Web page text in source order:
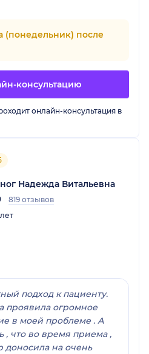
(понедельник) после
консультацию
онлайн-консультация в
Надежда Витальевна
819 отзывов
подход к пациенту.
проявила огромное
в моей проблеме . А
, что во время приема ,
на очень